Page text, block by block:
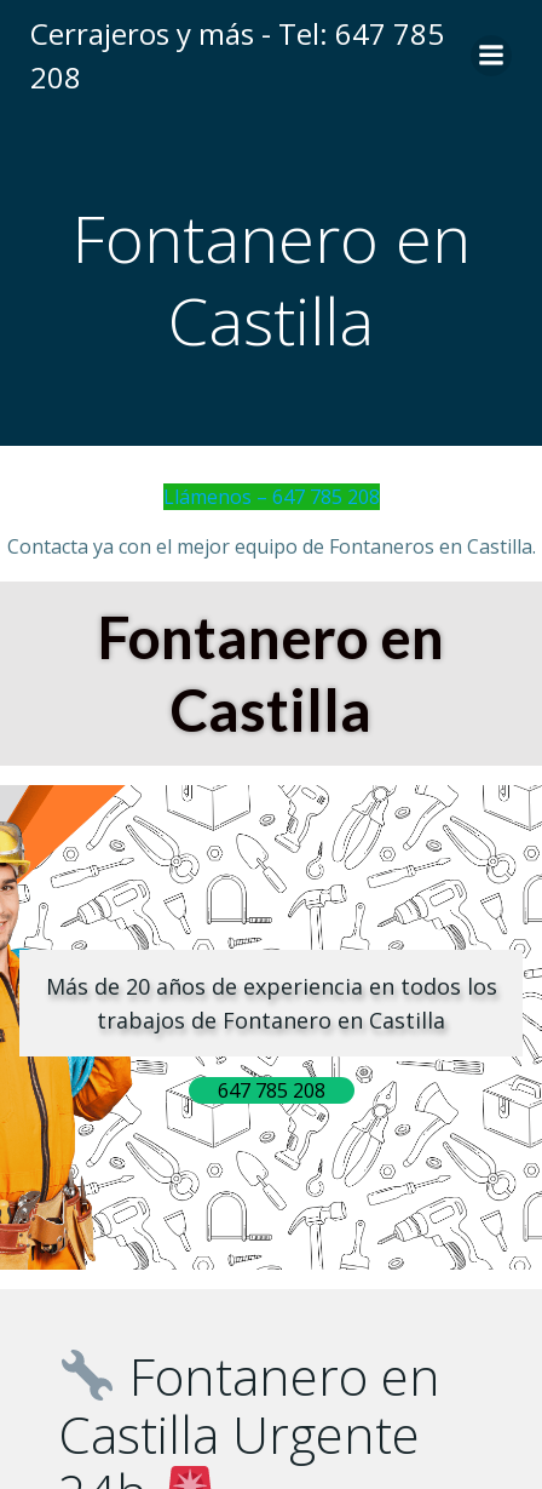
Cerrajeros y más - Tel: 647 785
208
Fontanero en
Castilla
Llámenos – 647 785 208
Contacta ya con el mejor equipo de Fontaneros en Castilla.
Fontanero en
Castilla
Más de 20 años de experiencia en todos los
trabajos de Fontanero en Castilla
647 785 208
Fontanero en
Castilla Urgente